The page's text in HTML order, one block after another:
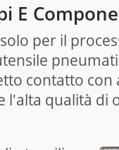
E
per il
contatto
qualità di